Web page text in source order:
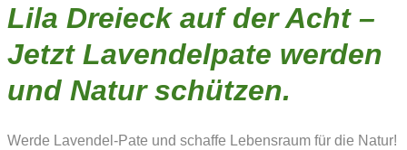
Lila Dreieck auf der Acht –
Jetzt Lavendelpate werden
und Natur schützen.
Werde Lavendel-Pate und schaffe Lebensraum für die Natur!